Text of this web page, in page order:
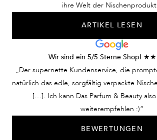
ihre Welt der
ARTIKEL LESEN
Wir sind ein 5/5 Sterne Shop!
„Der supernette Kundenservice, die
natürlich das edle, sorgfältig verpackte
[…]. Ich kann Das Parfum & Beauty
weiterempfehlen :)“
BEWERTUNGEN